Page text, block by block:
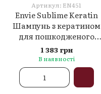
Артикул: EN451
Envie Sublime Keratin
Шампунь з кератином
для пошкодженого
волосся, 1000 мл
1 383 грн
В наявності